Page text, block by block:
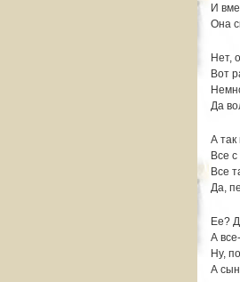
И
Она
Нет,
Вот
Да
А так
Все
Все
Да,
Ее?
А
Ну,
А